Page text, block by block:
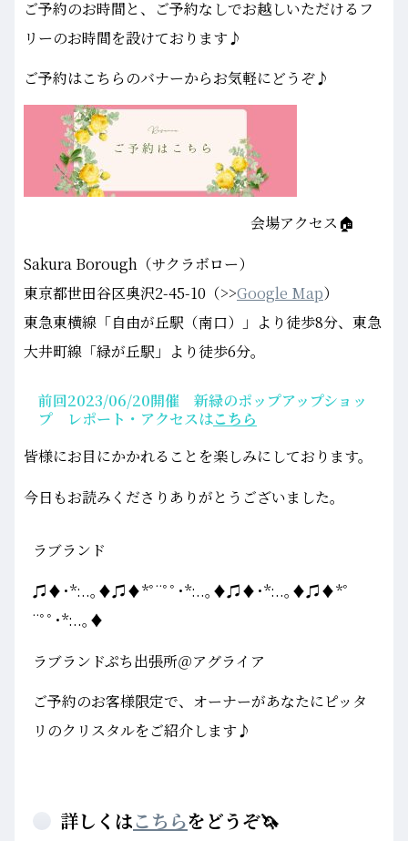
ご予約のお時間と、ご予約なしでお越しいただけるフ
リーのお時間を設けております♪
ご予約はこちらのバナーからお気軽にどうぞ♪
会場アクセス🏠
Sakura Borough（サクラボロー）
東京都世田谷区奥沢2-45-10（>>Google Map）
東急東横線「自由が丘駅（南口）」より徒歩8分、東急
大井町線「緑が丘駅」より徒歩6分。
前回2023/06/20開催 新緑のポップアップショッ
プ レポート・アクセスはこちら
皆様にお目にかかれることを楽しみにしております。
今日もお読みくださりありがとうございました。
ラブランド
♫♦･*:..｡♦♫♦*ﾟ¨ﾟﾟ･*:..｡♦♫♦･*:..｡♦♫♦*ﾟ
¨ﾟﾟ･*:..｡♦
ラブランドぷち出張所＠アグライア
ご予約のお客様限定で、オーナーがあなたにピッタ
リのクリスタルをご紹介します♪
詳しくはこちらをどうぞ🦄